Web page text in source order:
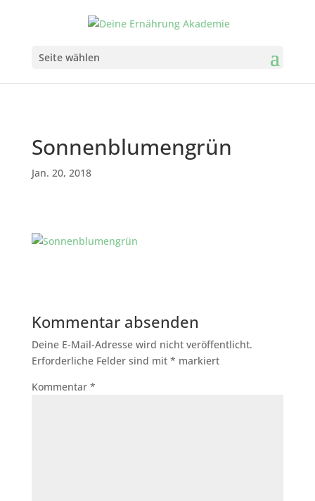
Seite wählen
Sonnenblumengrün
Jan. 20, 2018
Kommentar absenden
Deine E-Mail-Adresse wird nicht veröffentlicht.
Erforderliche Felder sind mit * markiert
Kommentar *